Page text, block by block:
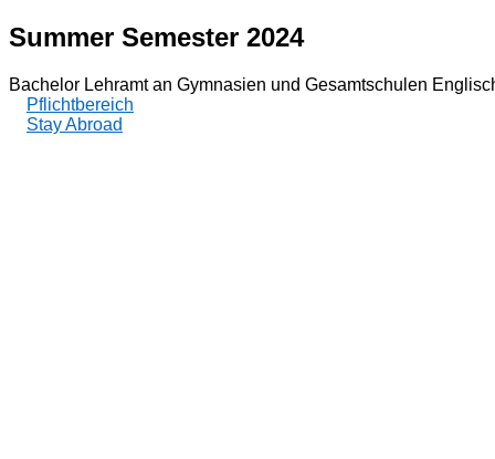
Summer Semester 2024
Bachelor Lehramt an Gymnasien und Gesamtschulen
Pflichtbereich
Stay Abroad